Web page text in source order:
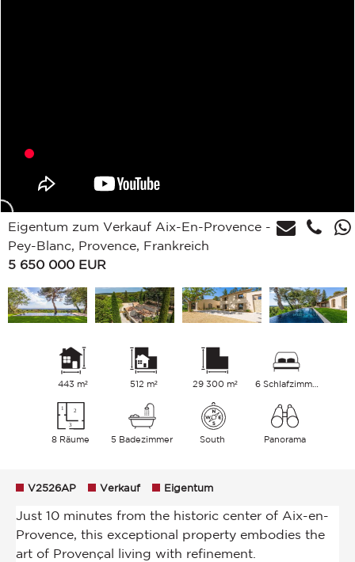
Eigentum zum Verkauf Aix-En-Provence -
Pey-Blanc, Provence, Frankreich
5 650 000 EUR
443 m² 512 m² 29 300 m² 6 Schlafzimmer
8 Räume 5 Badezimmer South Panorama
V2526AP Verkauf Eigentum